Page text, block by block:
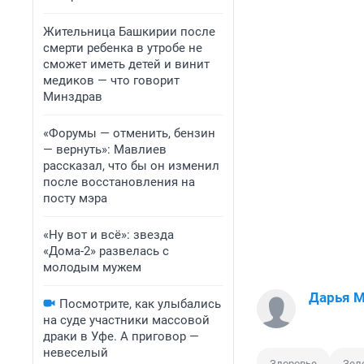
Жительница Башкирии после
смерти ребенка в утробе не
сможет иметь детей и винит
медиков — что говорит
Минздрав
«Форумы — отменить, бензин
— вернуть»: Мавлиев
рассказал, что бы он изменил
после восстановления на
посту мэра
«Ну вот и всё»: звезда
«Дома-2» развелась с
молодым мужем
Посмотрите, как улыбались
на суде участники массовой
драки в Уфе. А приговор —
невеселый
Дарья